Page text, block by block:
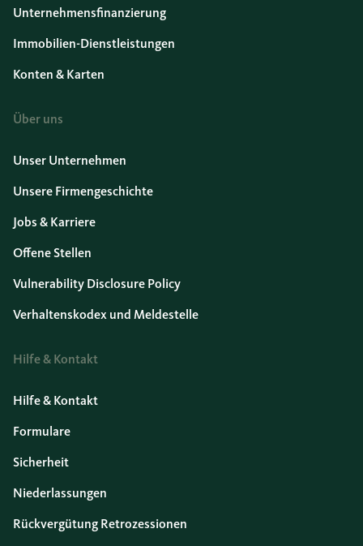
Unternehmensfinanzierung
Immobilien-Dienstleistungen
Konten & Karten
Über uns
Unser Unternehmen
Unsere Firmengeschichte
Jobs & Karriere
Offene Stellen
Vulnerability Disclosure Policy
Verhaltenskodex und Meldestelle
Hilfe & Kontakt
Hilfe & Kontakt
Formulare
Sicherheit
Niederlassungen
Rückvergütung Retrozessionen